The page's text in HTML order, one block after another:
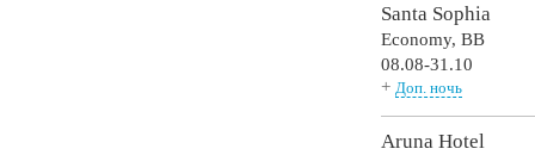
Santa Sophia
Economy,BB
08.08-31.10
+Доп. ночь
Aruna Hotel